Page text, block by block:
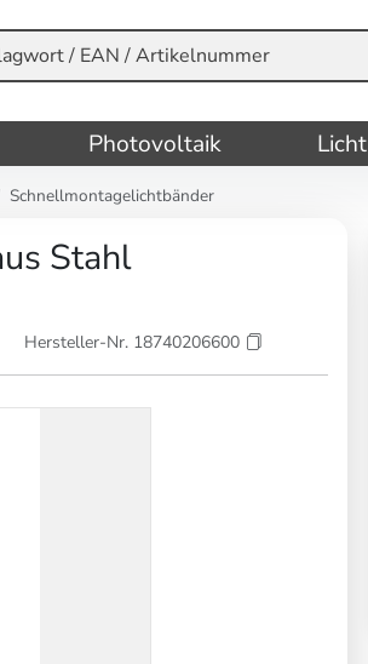
Photovoltaik Licht
Schnellmontagelichtbänder
Stahl
Hersteller-Nr. 18740206600